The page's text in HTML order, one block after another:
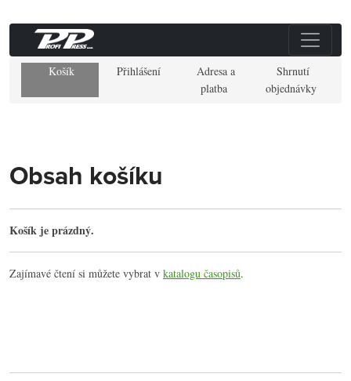
Košík Přihlášení
Adresa a
platba
Shrnutí
objednávky
Obsah košíku
Košík je prázdný.
Zajímavé čtení si můžete vybrat v katalogu časopisů.